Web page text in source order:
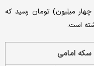
۸۴,۰۰۰,۰۰۰ (هشتاد و چهار میلیون) تومان رسید که